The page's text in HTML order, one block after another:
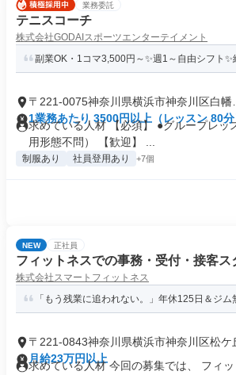
業務委託
テニスコーチ
株式会社GODAIスポーツエンターテイメント
副業OK・1コマ3,500円～✨週1～自由シフト✨
〒221-0075神奈川県横浜市神奈川区白幡上
町
1業務あたり 3500円以上（レッスン 80分
求めている人材 【必須】 ●グループレッ
用形態不問） 【歓迎】 ...
制服あり 社員登用あり +7個
NEW 正社員
フィットネスでの事務・受付・接客ス
株式会社スマートフィットネス
「もう残業に追われない。」年休125日＆ジム
〒221-0843神奈川県横浜市神奈川区松ケ
月給23万円以上
求めている人材 今回の募集では、 フィ